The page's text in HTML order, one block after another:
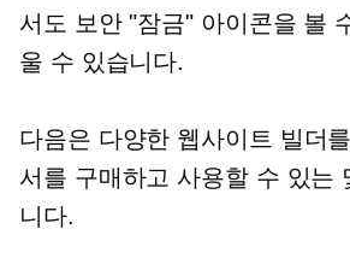
서도 보안 "잠금" 아이콘을 볼
울 수 있습니다.
다음은 다양한 웹사이트 빌더
서를 구매하고 사용할 수 있는
니다.